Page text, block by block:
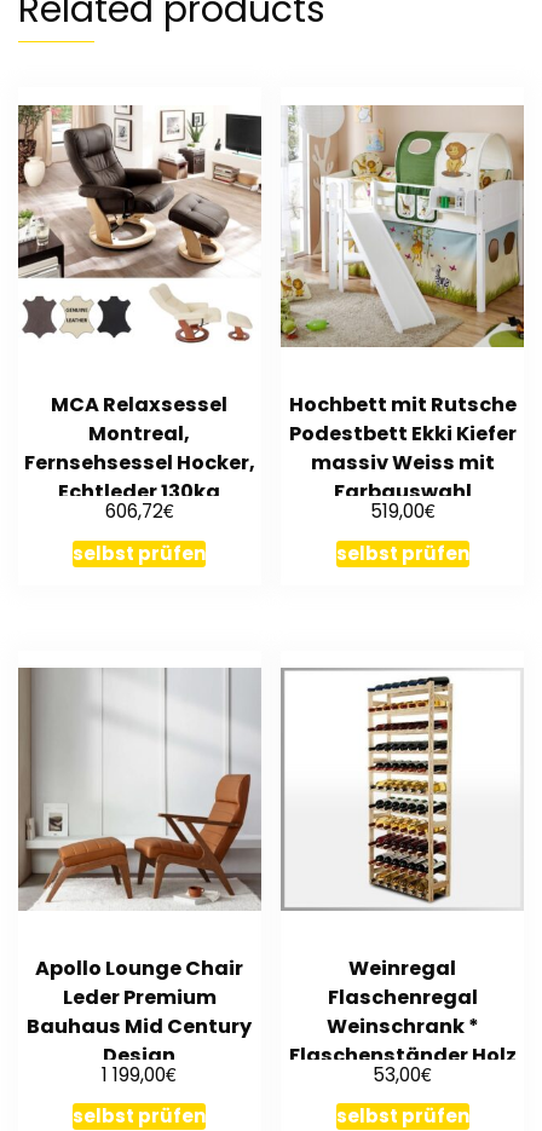
MCA Relaxsessel
Montreal,
Fernsehsessel Hocker,
Echtleder 130kg
belastbar
606,72€
selbst prüfen
Hochbett mit Rutsche
Podestbett Ekki Kiefer
massiv Weiss mit
Farbauswahl
519,00€
selbst prüfen
Apollo Lounge Chair
Leder Premium
Bauhaus Mid Century
Design
1 199,00€
selbst prüfen
Weinregal
Flaschenregal
Weinschrank *
Flaschenständer Holz
für 77 Flaschen RW-1-
77
53,00€
selbst prüfen